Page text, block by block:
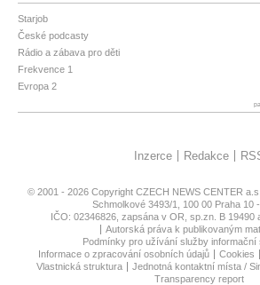
Starjob
České podcasty
Rádio a zábava pro děti
Frekvence 1
Evropa 2
Inzerce Redakce
© 2001 - 2026 Copyright CZECH NEWS CENTER a.s.
Schmolkové 3493/1, 100 00 Praha 10
IČO: 02346826, zapsána v OR, sp.zn. B 19490
Autorská práva k publikovaným
Podmínky pro užívání služby informační
Informace o zpracování osobních údajů
Cookies
Vlastnická struktura
Jednotná kontaktní místa /
Transparency report